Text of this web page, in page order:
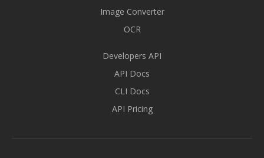
Image Converter
OCR
Developers API
API Docs
CLI Docs
API Pricing